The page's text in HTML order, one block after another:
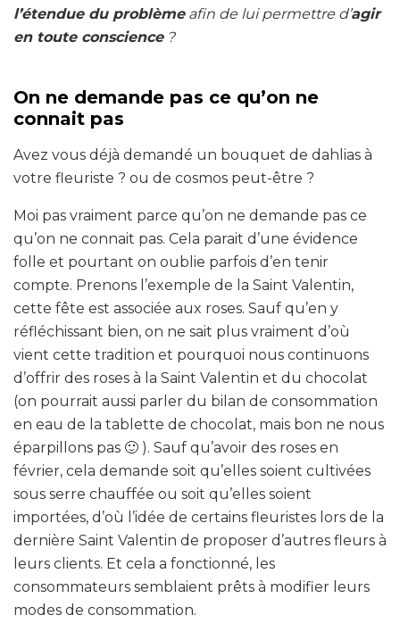
l’étendue du problèmeafin de lui permettre d’agir
en toute conscience?
On ne demande pas ce qu’on ne
connait pas
Avez vous déjà demandé un bouquet de dahlias à
votre fleuriste ? ou de cosmos peut-être ?
Moi pas vraiment parce qu’on ne demande pas ce
qu’on ne connait pas. Cela parait d’une évidence
folle et pourtant on oublie parfois d’en tenir
compte. Prenons l’exemple de la Saint Valentin,
cette fête est associée aux roses. Sauf qu’en y
réfléchissant bien, on ne sait plus vraiment d’où
vient cette tradition et pourquoi nous continuons
d’offrir des roses à la Saint Valentin et du chocolat
(on pourrait aussi parler du bilan de consommation
en eau de la tablette de chocolat, mais bon ne nous
éparpillons pas 🙂 ). Sauf qu’avoir des roses en
février, cela demande soit qu’elles soient cultivées
sous serre chauffée ou soit qu’elles soient
importées, d’où l’idée de certains fleuristes lors de la
dernière Saint Valentin de proposer d’autres fleurs à
leurs clients. Et cela a fonctionné, les
consommateurs semblaient prêts à modifier leurs
modes de consommation.